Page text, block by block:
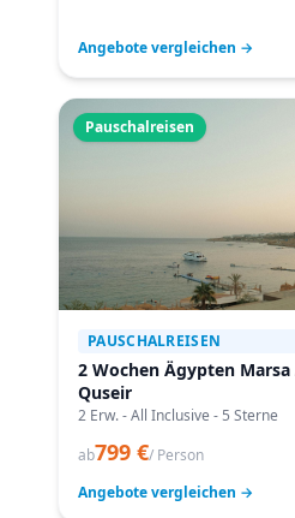
Angebote vergleichen →
Pauschalreisen
PAUSCHALREISEN
2 Wochen Ägypten
Quseir
2 Erw. - All Inclusive - 5 Sterne
ab799 €/ Person
Angebote vergleichen →